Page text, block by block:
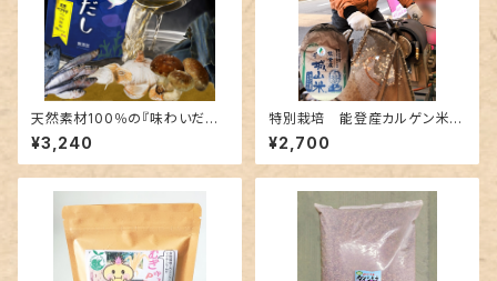
天然素材100％の『味わいだし』
1袋500ｇ:レターパックで送れま
す
¥3,240
特別栽培 能登産カルゲン米の
ポン菓子（玄米・精米） 1.4キロ
（1升）
¥2,700